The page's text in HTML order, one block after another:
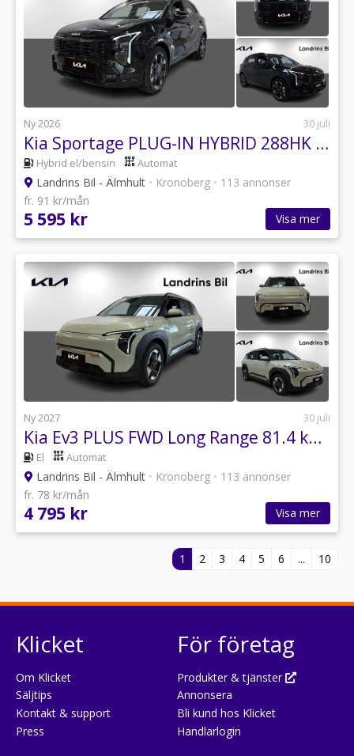
Ny 2026 30 juli
Kia Sportage PLUG-IN HYBRID 288HK AWD AUT GT-LINE
Hybrid el/bensin Automat
Landrins Bil - Älmhult • Kronoberg • 113 annonser
fr. 91 kr/mån
5 595 kr Visa mer
Ny 2027 30 juli
Kia Ev3 PLUS FWD Long Range 81.4 kWh 204HK
El Automat
Landrins Bil - Älmhult • Kronoberg • 113 annonser
fr. 78 kr/mån
4 795 kr Visa mer
1 2 3 4 5 6 ... 10
Klicket
Om Klicket
Säljtips
Kontakt & support
Press
För företag
Produkter & tjänster
Annonsera
Bli kund hos Klicket
Handlarlogin